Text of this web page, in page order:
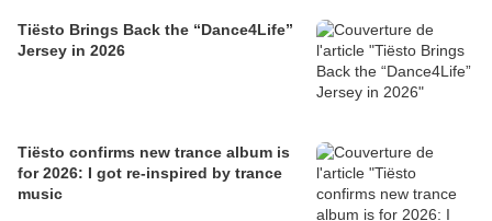
Tiësto Brings Back the “Dance4Life”
Jersey in 2026
Tiësto confirms new trance album is
for 2026: I got re-inspired by trance
music